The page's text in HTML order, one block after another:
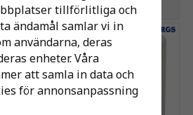
KÖP
tillförlitliga och
ändamål samlar vi in
användarna, deras
enheter. Våra
att samla in data och
för annonsanpassning